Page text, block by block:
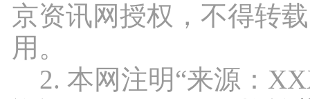
京资讯网授权，不得转
用。
2. 本网注明“来源：